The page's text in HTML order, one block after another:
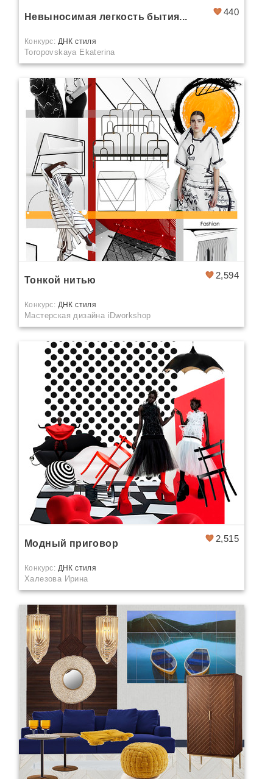
440
Невыносимая легкость бытия...
Конкурс: ДНК стиля
Toropovskaya Ekaterina
2,594
Тонкой нитью
Конкурс: ДНК стиля
Мастерская дизайна iDworkshop
2,515
Модный приговор
Конкурс: ДНК стиля
Халезова Ирина